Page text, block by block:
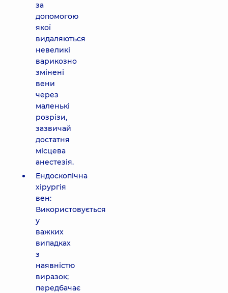
за
допомогою
якої
видаляються
невеликі
варикозно
змінені
вени
через
маленькі
розрізи,
зазвичай
достатня
місцева
анестезія.
Ендоскопічна
хірургія
вен:
Використовується
у
важких
випадках
з
наявністю
виразок;
передбачає